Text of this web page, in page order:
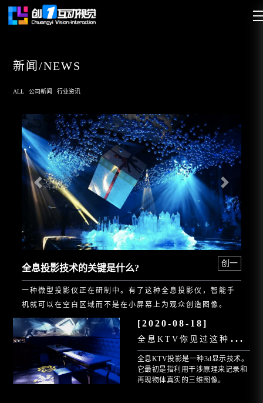
新闻/NEWS
ALL 公司新闻 行业资讯
全息投影技术的关键是什么? 创一
一种微型投影仪正在研制中。有了这种全息投影仪，智能手
机就可以在空白区域而不是在小屏幕上为观众创造图像。
[2020-08-18]
全
息KTV你见过这种技术吗?
全息KTV投影是一种3d显示技术。
它最初是指利用干涉原理来记录和
再现物体真实的三维图像。